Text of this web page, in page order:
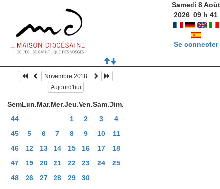
Samedi 8 Août
2026 09 h41
Se connecter
Novembre 2018
Aujourd'hui
SemLun.Mar.Mer.Jeu.Ven.Sam.Dim.
44
1 2 3
4
45
5 6 7 8 9 10
11
46
12 13 14 15 16 17
18
47
19 20 21 22 23 24
25
48
26 27 28 29 30